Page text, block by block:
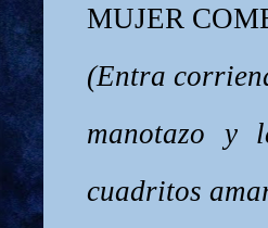
MUJER
(Entra
manotazo y
cuadritos